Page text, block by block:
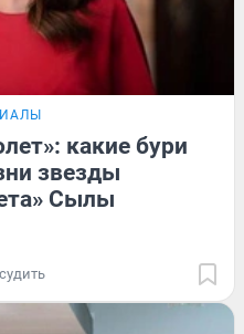
какие бури
звезды
Сылы